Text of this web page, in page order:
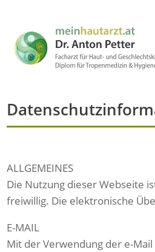
ALLGEMEINES
Die Nutzung dieser Webseite
freiwillig. Die elektronische
E-MAIL
Mit der Verwendung der e-